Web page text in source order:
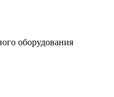
оборудования